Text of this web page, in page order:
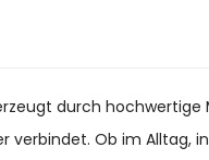
durch
Ob im Alltag,